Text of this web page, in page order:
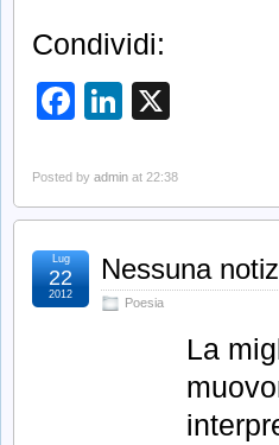
Condividi:
Facebook
LinkedIn
Posted by admin at 22:38
Nessuna
Poesia
Lug
22
2012
La